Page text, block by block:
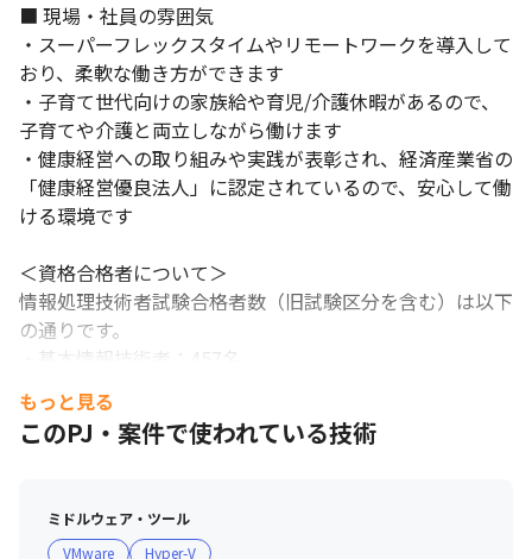
■ 現場・社員の雰囲気
・スーパーフレックスタイムやリモートワークを導入して
おり、柔軟な働き方ができます
・子育て世代向けの家族給や育児/介護休暇があるので、
子育てや介護と両立しながら働けます
・健康経営への取り組みや実践が表彰され、経済産業省の
「健康経営優良法人」に認定されているので、安心して働
ける環境です
＜資格合格者について＞
情報処理技術者試験合格者数（旧試験区分を含む）は以下
の通りです。
・基本情報技術者：457名
・応用情報技術者：196名
・高度情報技術者：164名
※その他、Oracle、Microsoft認定、SAP認定、Javaなど
以下の制度や交流会があります。
もっと見る
このPJ・案件で使われている技術
ミドルウェア・ツール
VMware
Hyper-V